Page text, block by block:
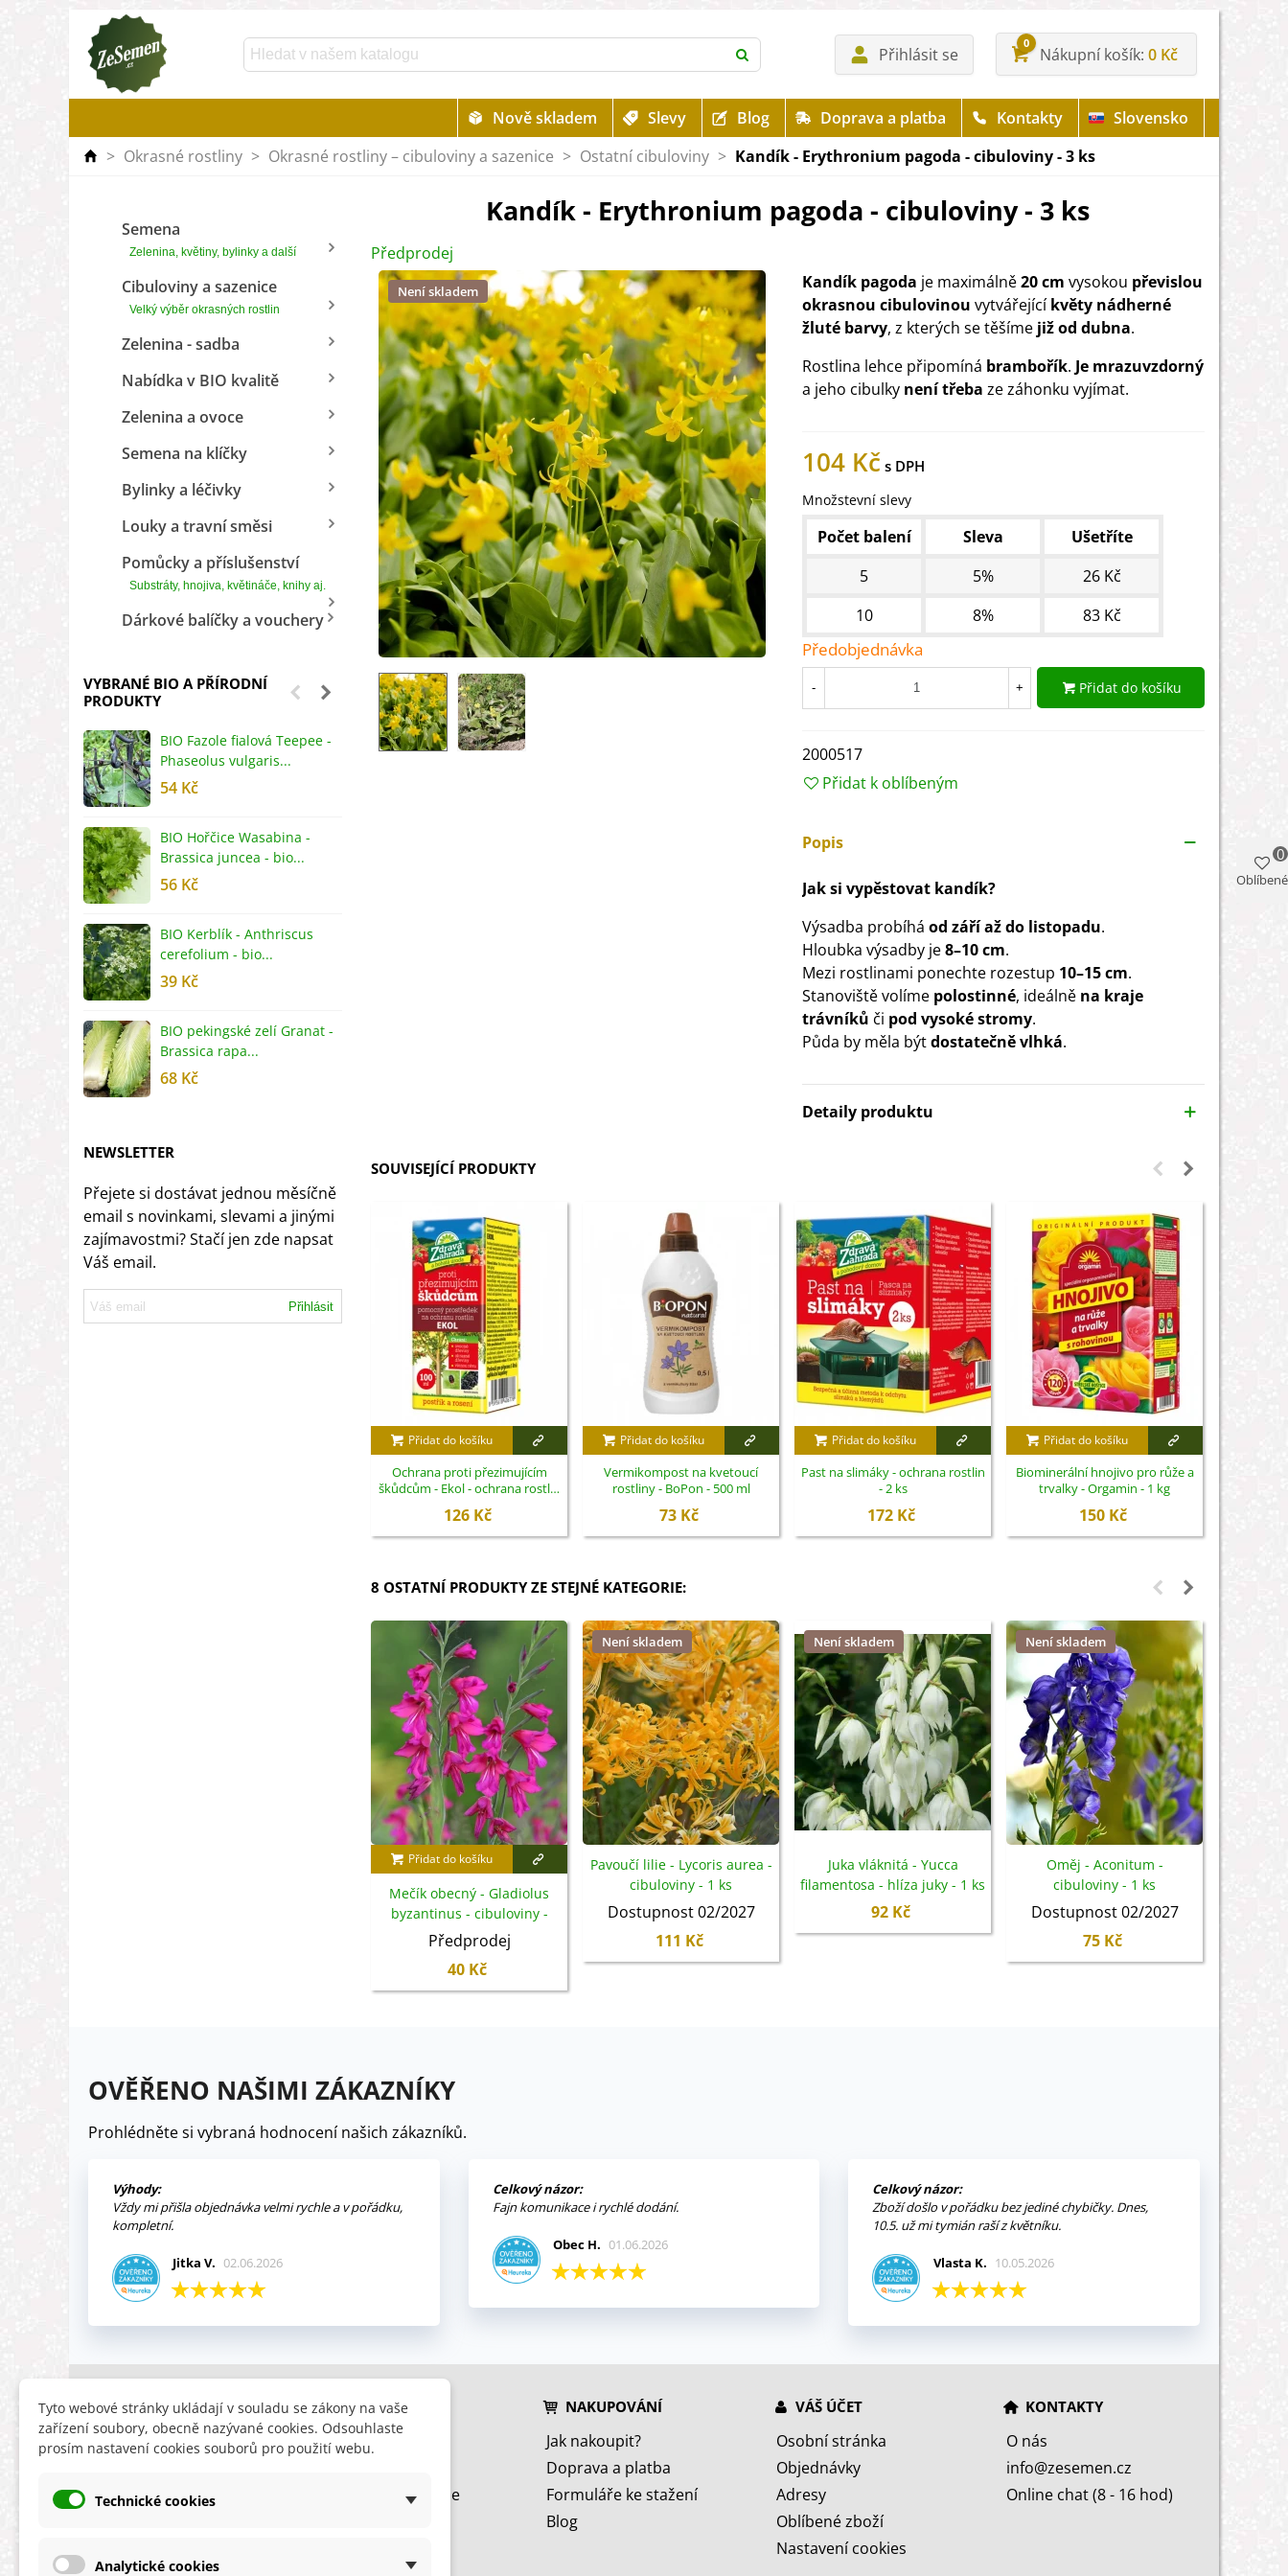
Přihlásit se
0
Nákupní košík 0 Kč
Nově skladem Slevy Blog Doprava a platba Kontakty
Slovensko
> Okrasné rostliny > Okrasné rostliny – cibuloviny a sazenice > Ostatní cibuloviny > Kandík - Erythronium pagoda - cibuloviny - 3 ks
Semena
Zelenina, květiny, bylinky a další
Cibuloviny a sazenice
Velký výběr okrasných rostlin
Zelenina - sadba
Nabídka v BIO kvalitě
Zelenina a ovoce
Semena na klíčky
Bylinky a léčivky
Louky a travní směsi
Pomůcky a příslušenství
Substráty, hnojiva, květináče, knihy aj.
Dárkové balíčky a vouchery
VYBRANÉ BIO A PŘÍRODNÍ
PRODUKTY
BIO Fazole fialová Teepee -
Phaseolus vulgaris...
54 Kč
BIO Hořčice Wasabina -
Brassica juncea - bio...
56 Kč
BIO Kerblík - Anthriscus
cerefolium - bio...
39 Kč
BIO pekingské zelí Granat -
Brassica rapa...
68 Kč
BIO Ředkev bílá Laurin -
NEWSLETTER
Přejete si dostávat jednou měsíčně
email s novinkami, slevami a jinými
zajímavostmi? Stačí jen zde napsat
Váš email.
Přihlásit
Kandík - Erythronium pagoda - cibuloviny - 3 ks
Předprodej
Není skladem Kandík pagoda je maximálně20 cm vysokou převislou
okrasnou cibulovinou vytvářejícíkvěty nádherné
žluté barvy, z kterých se těšíme již od dubna.
Rostlina lehce připomíná brambořík. Je mrazuvzdorný
a jeho cibulky není třeba ze záhonku vyjímat.
104 Kč
Množstevní slevy
Počet balení Sleva
Ušetříte
5
5%
26 Kč
10
8% 83 Kč
Předobjednávka
- + Přidat do košíku
2000517
Přidat k oblíbeným
Popis
Jak si vypěstovat kandík?
Výsadba probíhá od září až do listopadu.
Hloubka výsadby je8–10 cm.
Mezi rostlinami ponechte rozestup 10–15 cm.
Stanoviště volíme polostinné, ideálně na kraje
trávníků či pod vysoké stromy.
Půda by měla býtdostatečně vlhká.
Detaily produktu
SOUVISEJÍCÍ PRODUKTY
Přidat do košíku
Ochrana proti přezimujícím
škůdcům - Ekol - ochrana rostlin
126 Kč
Přidat do košíku
Vermikompost na kvetoucí
rostliny - BoPon - 500 ml
73 Kč
Přidat do košíku
Past na slimáky - ochrana rostlin
- 2 ks
172 Kč
Přidat do košíku
Biominerální hnojivo pro růže a
trvalky - Orgamin - 1 kg
150 Kč
8 OSTATNÍ PRODUKTY ZE STEJNÉ KATEGORIE:
Přidat do košíku
Mečík obecný - Gladiolus
byzantinus - cibuloviny -
3 ks
Předprodej
40 Kč
Není skladem
Pavoučí lilie - Lycoris aurea -
cibuloviny - 1 ks
Dostupnost 02/2027
111 Kč
Není skladem
Juka vláknitá - Yucca
filamentosa - hlíza juky - 1 ks
92 Kč
Není skladem
Oměj - Aconitum -
cibuloviny - 1 ks
Dostupnost 02/2027
75 Kč
OVĚŘENO NAŠIMI ZÁKAZNÍKY
Prohlédněte si vybraná hodnocení našich zákazníků.
Výhody:
Vždy mi přišla objednávka velmi rychle a v pořádku,
kompletní.
Jitka V. 02.06.2026
Celkový názor:
Fajn komunikace i rychlé dodání.
Obec H. 01.06.2026
Celkový názor:
Zboží došlo v pořádku bez jediné chybičky. Dnes,
10.5. už mi tymián raší z květníku.
Vlasta K. 10.05.2026
INFORMACE
Obchodní podmínky
Ochrana osobních údajů
HLEDÁTE
Slevy
Nyní doporučujeme
NAKUPOVÁNÍ
Jak nakoupit?
Doprava a platba
Formuláře ke stažení
Blog
VÁŠ ÚČET
Osobní stránka
Objednávky
Adresy
Oblíbené zboží
Nastavení cookies
KONTAKTY
O nás
info@zesemen.cz
Online chat (8 - 16 hod)
Oblíbené
0
Tyto webové stránky ukládají v souladu se zákony na vaše
zařízení soubory, obecně nazývané cookies. Odsouhlaste
prosím nastavení cookies souborů pro použití webu.
Technické cookies
Analytické cookies